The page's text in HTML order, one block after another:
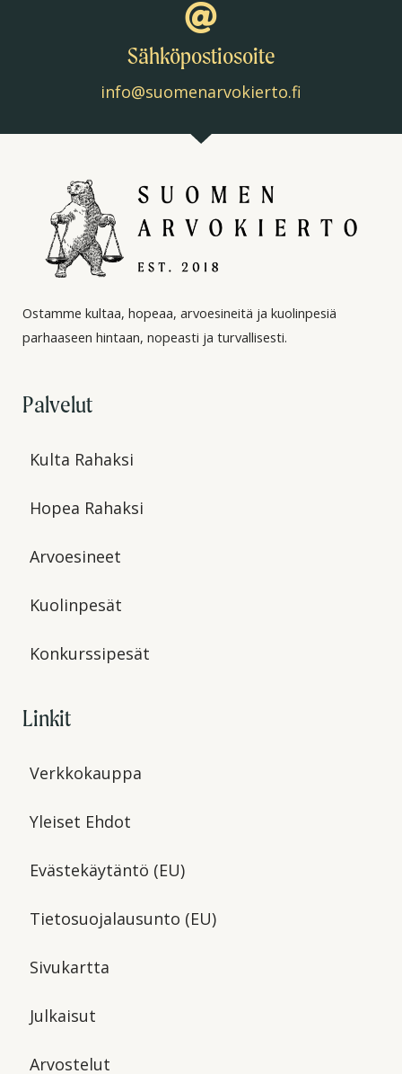
Sähköpostiosoite
info@suomenarvokierto.fi
Ostamme kultaa, hopeaa, arvoesineitä ja kuolinpesiä
parhaaseen hintaan, nopeasti ja turvallisesti.
Palvelut
Kulta Rahaksi
Hopea Rahaksi
Arvoesineet
Kuolinpesät
Konkurssipesät
Linkit
Verkkokauppa
Yleiset Ehdot
Evästekäytäntö (EU)
Tietosuojalausunto (EU)
Sivukartta
Julkaisut
Arvostelut